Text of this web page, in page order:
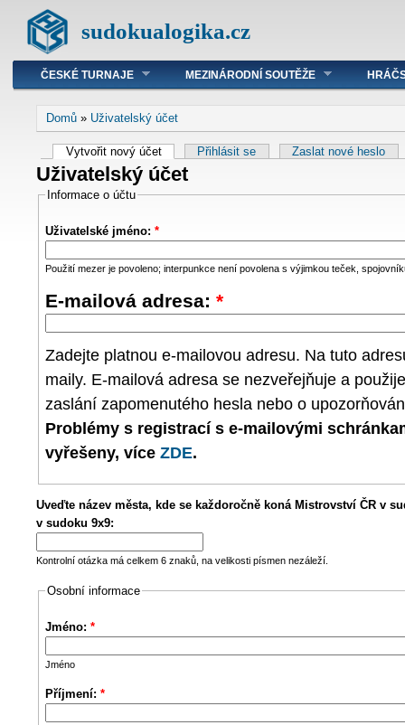
sudokualogika.cz
ČESKÉ TURNAJE MEZINÁRODNÍ SOUTĚŽE
Domů » Uživatelský účet
Vytvořit nový účet Přihlásit se Zaslat nové heslo
Uživatelský účet
Informace o účtu
Uživatelské jméno: *
Použití mezer je povoleno; interpunkce není povolena s výjimkou teček,
E-mailová adresa: *
Zadejte platnou e-mailovou adresu. Na tuto
maily. E-mailová adresa se nezveřejňuje a
zaslání zapomenutého hesla nebo o
Problémy s registrací s e-mailovými
vyřešeny, více ZDE.
Uveďte název města, kde se každoročně koná Mistrovství ČR v
v sudoku 9x9:
Kontrolní otázka má celkem 6 znaků, na velikosti písmen nezáleží.
Osobní informace
Jméno: *
Jméno
Příjmení: *